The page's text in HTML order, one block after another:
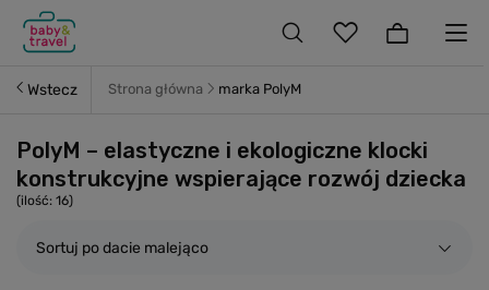
Wstecz Strona główna marka PolyM
PolyM – elastyczne i ekologiczne klocki
konstrukcyjne wspierające rozwój dziecka
(ilość: 16)
Sortuj po dacie malejąco